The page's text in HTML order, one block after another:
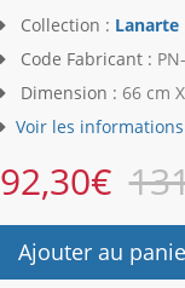
Collection : Lanarte
Code Fabricant :
Dimension : 66 cm
Voir les
92,30€
Ajouter au